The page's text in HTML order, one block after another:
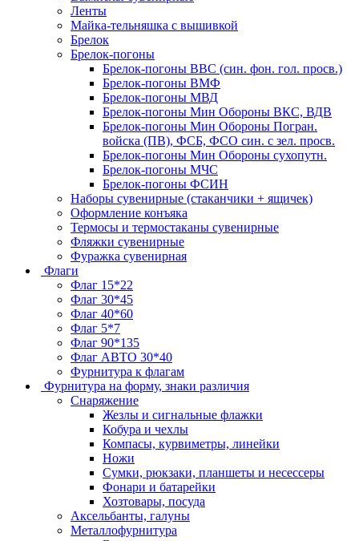
Ленты
Майка-тельняшка с вышивкой
Брелок
Брелок-погоны
Брелок-погоны ВВС (син. фон. гол. просв.)
Брелок-погоны ВМФ
Брелок-погоны МВД
Брелок-погоны Мин Обороны ВКС, ВДВ
Брелок-погоны Мин Обороны Погран.
войска (ПВ), ФСБ, ФСО син. с зел. просв.
Брелок-погоны Мин Обороны сухопутн.
Брелок-погоны МЧС
Брелок-погоны ФСИН
Наборы сувенирные (стаканчики + ящичек)
Оформление конъяка
Термосы и термостаканы сувенирные
Фляжки сувенирные
Фуражка сувенирная
Флаги
Флаг 15*22
Флаг 30*45
Флаг 40*60
Флаг 5*7
Флаг 90*135
Флаг АВТО 30*40
Фурнитура к флагам
Фурнитура на форму, знаки различия
Снаряжение
Жезлы и сигнальные флажки
Кобура и чехлы
Компасы, курвиметры, линейки
Ножи
Сумки, рюкзаки, планшеты и несессеры
Фонари и батарейки
Хозтовары, посуда
Аксельбанты, галуны
Металлофурнитура